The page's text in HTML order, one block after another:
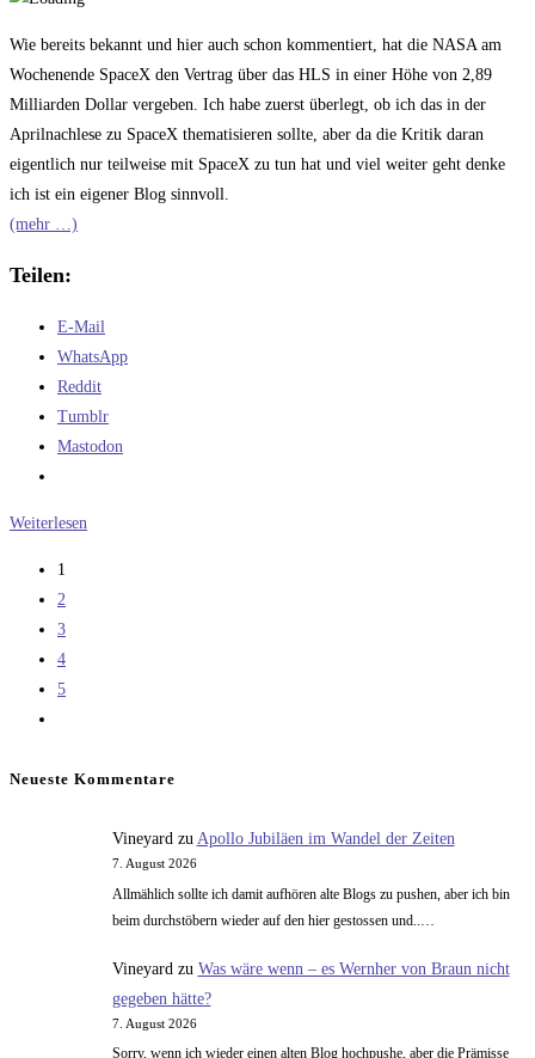
Wie bereits bekannt und hier auch schon kommentiert, hat die NASA am
Wochenende SpaceX den Vertrag über das HLS in einer Höhe von 2,89
Milliarden Dollar vergeben. Ich habe zuerst überlegt, ob ich das in der
Aprilnachlese zu SpaceX thematisieren sollte, aber da die Kritik daran
eigentlich nur teilweise mit SpaceX zu tun hat und viel weiter geht denke
ich ist ein eigener Blog sinnvoll.
(mehr …)
Teilen:
E-Mail
WhatsApp
Reddit
Tumblr
Mastodon
Weiterlesen
1
2
3
4
5
Seite
Neueste Kommentare
Vineyardzu Apollo Jubiläen im Wandel der Zeiten
7. August 2026
Allmählich sollte ich damit aufhören alte Blogs zu pushen, aber ich bin
beim durchstöbern wieder auf den hier gestossen und..…
Vineyard zu Was wäre wenn – es Wernher von Braun nicht
gegeben hätte?
7. August 2026
Sorry, wenn ich wieder einen alten Blog hochpushe, aber die Prämisse